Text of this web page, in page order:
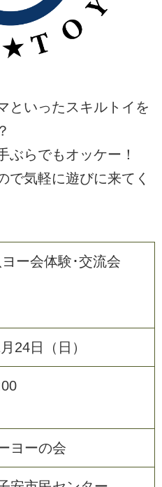
といったスキルトイを
ぶらでもオッケー！
で気軽に遊びに来てく
ー会体験･交流会
24日（日）
ヨーの会